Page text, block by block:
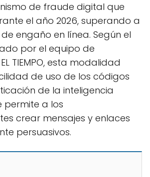
de fraude digital que
el año 2026, superando a
engaño en línea. Según el
por el equipo de
TIEMPO, esta modalidad
de uso de los códigos
de la inteligencia
permite a los
crear mensajes y enlaces
persuasivos.